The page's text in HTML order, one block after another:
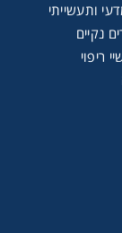
ותעשייתי
נקיים
ריפוי